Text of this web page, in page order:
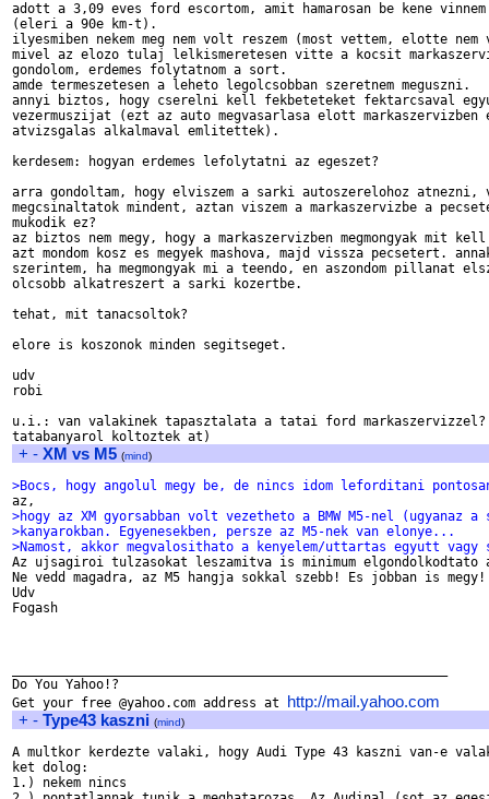
adott a 3,09 eves ford escortom, amit hamarosan be kene
(eleri a 90e km-t).
ilyesmiben nekem meg nem volt reszem (most vettem, elotte
mivel az elozo tulaj lelkismeretesen vitte a kocsit
gondolom, erdemes folytatnom a sort.
amde termeszetesen a leheto legolcsobban szeretnem meguszni.
annyi biztos, hogy cserelni kell fekbeteteket fektarcsaval
vezermuszijat (ezt az auto megvasarlasa elott markaszervizben
atvizsgalas alkalmaval emlitettek).
kerdesem: hogyan erdemes lefolytatni az egeszet?
arra gondoltam, hogy elviszem a sarki autoszerelohoz atnezni,
megcsinaltatok mindent, aztan viszem a markaszervizbe a
mukodik ez?
az biztos nem megy, hogy a markaszervizben megmongyak mit
azt mondom kosz es megyek mashova, majd vissza pecsetert.
szerintem, ha megmongyak mi a teendo, en aszondom pillanat
olcsobb alkatreszert a sarki kozertbe.
tehat, mit tanacsoltok?
elore is koszonok minden segitseget.
udv
robi
u.i.: van valakinek tapasztalata a tatai ford markaszervizzel?
+ - XM vs M5 (mind)
>Bocs, hogy angolul megy be, de nincs idom leforditani
>hogy az XM gyorsabban volt vezetheto a BMW M5-nel (ugyanaz
>kanyarokban. Egyenesekben, persze az M5-nek van elonye...
>Namost, akkor megvalosithato a kenyelem/uttartas egyutt vagy
Az ujsagiroi tulzasokat leszamitva is minimum elgondolkodtato
Ne vedd magadra, az M5 hangja sokkal szebb! Es jobban is megy!
Udv
Fogash
Do You Yahoo!?
Get your free @yahoo.com address at http://mail.yahoo.com
+ - Type43 kaszni (mind)
A multkor kerdezte valaki, hogy Audi Type 43 kaszni van-e
ket dolog:
1.) nekem nincs